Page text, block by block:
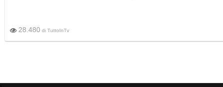
28.480 di TuttoInTv